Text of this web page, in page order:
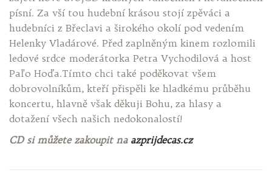
písní. Za vší tou hudební krásou stojí zpěváci a
hudebníci z Břeclavi a širokého okolí pod vedením
Helenky Vladárové. Před zaplněným kinem rozlomili
ledové srdce moderátorka Petra Vychodilová a host
Paľo Hoďa.Tímto chci také poděkovat všem
dobrovolníkům, kteří přispěli ke hladkému průběhu
koncertu, hlavně však děkuji Bohu, za hlasy a
dotažení všech našich nedokonalostí!
CD si můžete zakoupit na azprijdecas.cz